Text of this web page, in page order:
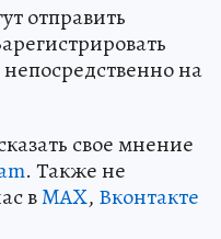
отправить
на
свое мнение
. Также не
вMAX, Вконтакте